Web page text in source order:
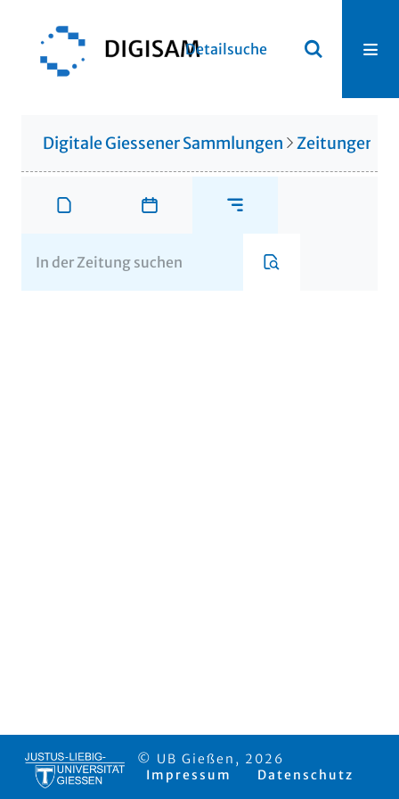
Detailsuche
Digitale Giessener Sammlungen Zeitungen
© UB Gießen, 2026
Impressum
Datenschutz